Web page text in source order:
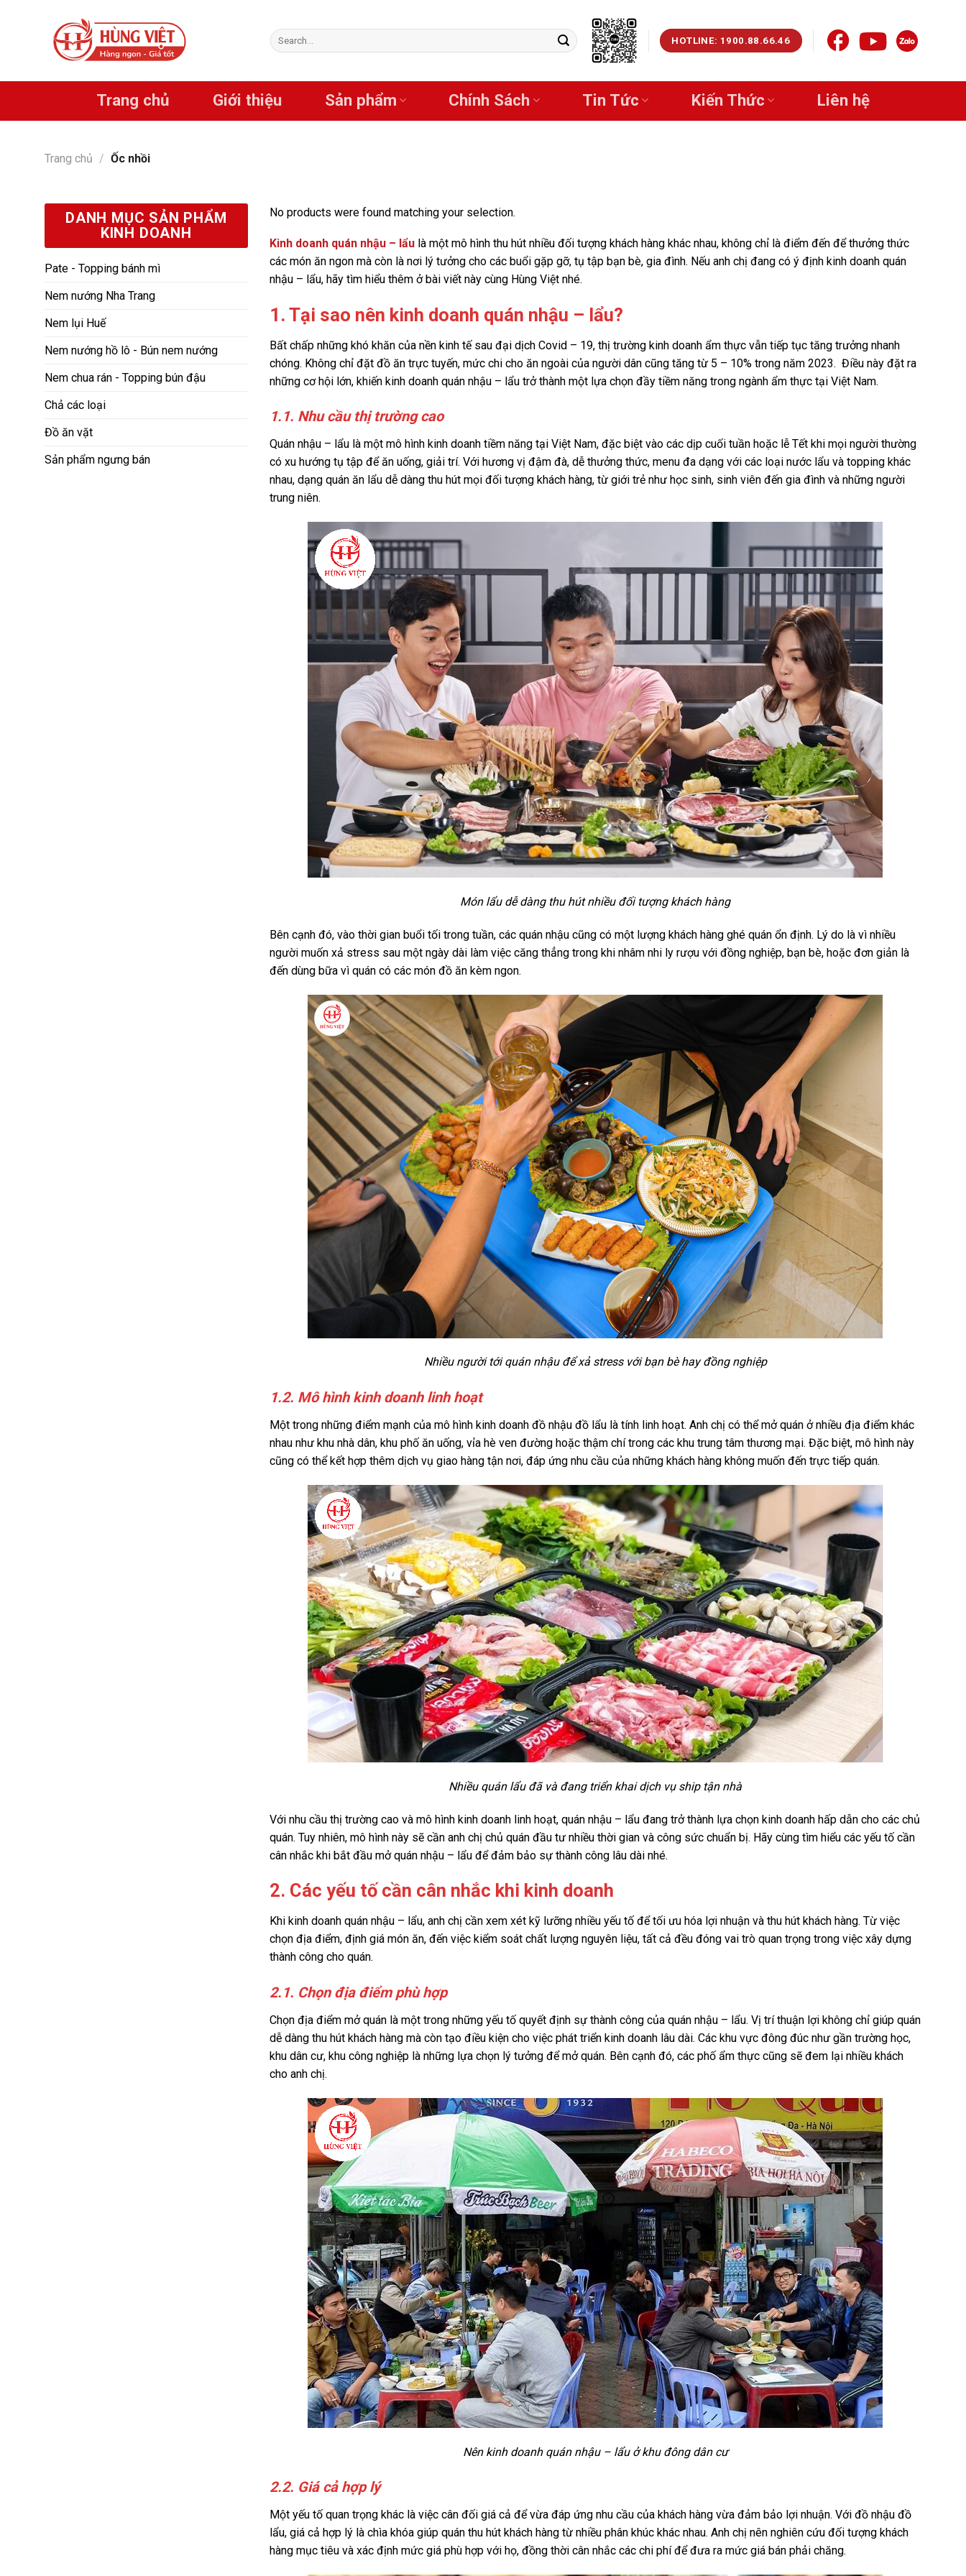
Search
for:
HOTLINE: 1900.88.66.46
Trang chủ Giới thiệu Sản phẩm Chính Sách Tin Tức Kiến Thức Liên hệ
Trang chủ / Ốc nhồi
DANH MỤC SẢN PHẨM
KINH DOANH
Pate - Topping bánh mì
Nem nướng Nha Trang
Nem lụi Huế
Nem nướng hồ lô - Bún nem nướng
Nem chua rán - Topping bún đậu
Chả các loại
Đồ ăn vặt
Sản phẩm ngưng bán
No products were found matching your selection.
Kinh doanh quán nhậu – lẩulà một mô hình thu hút nhiều đối tượng khách hàng khác nhau, không chỉ là điểm đến để thưởng thức
các món ăn ngon mà còn là nơi lý tưởng cho các buổi gặp gỡ, tụ tập bạn bè, gia đình. Nếu anh chị đang có ý định kinh doanh quán
nhậu – lẩu, hãy tìm hiểu thêm ở bài viết này cùng Hùng Việt nhé.
1. Tại sao nên kinh doanh quán nhậu – lẩu?
Bất chấp những khó khăn của nền kinh tế sau đại dịch Covid – 19, thị trường kinh doanh ẩm thực vẫn tiếp tục tăng trưởng nhanh
chóng. Không chỉ đặt đồ ăn trực tuyến, mức chi cho ăn ngoài của người dân cũng tăng từ 5 – 10% trong năm 2023. Điều này đặt ra
những cơ hội lớn, khiến kinh doanh quán nhậu – lẩu trở thành một lựa chọn đầy tiềm năng trong ngành ẩm thực tại Việt Nam.
1.1. Nhu cầu thị trường cao
Quán nhậu – lẩu là một mô hình kinh doanh tiềm năng tại Việt Nam, đặc biệt vào các dịp cuối tuần hoặc lễ Tết khi mọi người thường
có xu hướng tụ tập để ăn uống, giải trí. Với hương vị đậm đà, dễ thưởng thức, menu đa dạng với các loại nước lẩu và topping khác
nhau, dạng quán ăn lẩu dễ dàng thu hút mọi đối tượng khách hàng, từ giới trẻ như học sinh, sinh viên đến gia đình và những người
trung niên.
Món lẩu dễ dàng thu hút nhiều đối tượng khách hàng
Bên cạnh đó, vào thời gian buổi tối trong tuần, các quán nhậu cũng có một lượng khách hàng ghé quán ổn định. Lý do là vì nhiều
người muốn xả stress sau một ngày dài làm việc căng thẳng trong khi nhâm nhi ly rượu với đồng nghiệp, bạn bè, hoặc đơn giản là
đến dùng bữa vì quán có các món đồ ăn kèm ngon.
Nhiều người tới quán nhậu để xả stress với bạn bè hay đồng nghiệp
1.2. Mô hình kinh doanh linh hoạt
Một trong những điểm mạnh của mô hình kinh doanh đồ nhậu đồ lẩu là tính linh hoạt. Anh chị có thể mở quán ở nhiều địa điểm khác
nhau như khu nhà dân, khu phố ăn uống, vỉa hè ven đường hoặc thậm chí trong các khu trung tâm thương mại. Đặc biệt, mô hình này
cũng có thể kết hợp thêm dịch vụ giao hàng tận nơi, đáp ứng nhu cầu của những khách hàng không muốn đến trực tiếp quán.
Nhiều quán lẩu đã và đang triển khai dịch vụ ship tận nhà
Với nhu cầu thị trường cao và mô hình kinh doanh linh hoạt, quán nhậu – lẩu đang trở thành lựa chọn kinh doanh hấp dẫn cho các chủ
quán. Tuy nhiên, mô hình này sẽ cần anh chị chủ quán đầu tư nhiều thời gian và công sức chuẩn bị. Hãy cùng tìm hiểu các yếu tố cần
cân nhắc khi bắt đầu mở quán nhậu – lẩu để đảm bảo sự thành công lâu dài nhé.
2. Các yếu tố cần cân nhắc khi kinh doanh
Khi kinh doanh quán nhậu – lẩu, anh chị cần xem xét kỹ lưỡng nhiều yếu tố để tối ưu hóa lợi nhuận và thu hút khách hàng. Từ việc
chọn địa điểm, định giá món ăn, đến việc kiểm soát chất lượng nguyên liệu, tất cả đều đóng vai trò quan trọng trong việc xây dựng
thành công cho quán.
2.1. Chọn địa điểm phù hợp
Chọn địa điểm mở quán là một trong những yếu tố quyết định sự thành công của quán nhậu – lẩu. Vị trí thuận lợi không chỉ giúp quán
dễ dàng thu hút khách hàng mà còn tạo điều kiện cho việc phát triển kinh doanh lâu dài. Các khu vực đông đúc như gần trường học,
khu dân cư, khu công nghiệp là những lựa chọn lý tưởng để mở quán. Bên cạnh đó, các phố ẩm thực cũng sẽ đem lại nhiều khách
cho anh chị.
Nên kinh doanh quán nhậu – lẩu ở khu đông dân cư
2.2. Giá cả hợp lý
Một yếu tố quan trọng khác là việc cân đối giá cả để vừa đáp ứng nhu cầu của khách hàng vừa đảm bảo lợi nhuận. Với đồ nhậu đồ
lẩu, giá cả hợp lý là chìa khóa giúp quán thu hút khách hàng từ nhiều phân khúc khác nhau. Anh chị nên nghiên cứu đối tượng khách
hàng mục tiêu và xác định mức giá phù hợp với họ, đồng thời cân nhắc các chi phí để đưa ra mức giá bán phải chăng.